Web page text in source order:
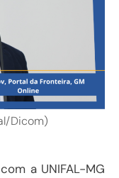
Dicom)
a UNIFAL-MG